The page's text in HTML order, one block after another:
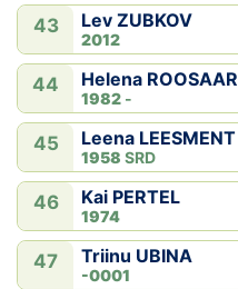
43 Lev ZUBKOV
2012
44 Helena ROOSAAR
1982 -
45 Leena LEESMENT
1958 SRD
46 Kai PERTEL
1974
47 Triinu UBINA
-0001